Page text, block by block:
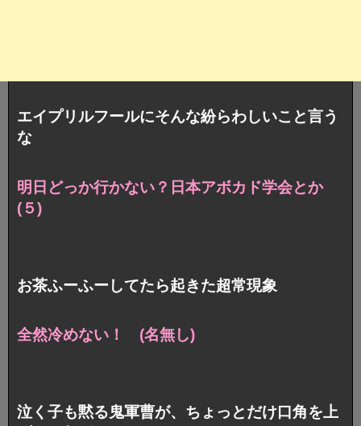
エイプリルフールにそんな紛らわしいこと言う
な
明日どっか行かない？日本アボカド学会とか
(５)
お茶ふーふーしてたら起きた超常現象
全然冷めない！ (名無し)
泣く子も黙る鬼軍曹が、ちょっとだけ口角を上